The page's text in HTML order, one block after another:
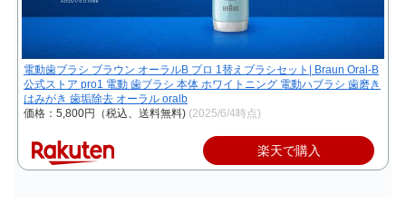
電動歯ブラシ ブラウン オーラルB プロ 1替えブラシセット| Braun Oral-B
公式ストア pro1 電動 歯ブラシ 本体 ホワイトニング 電動ハブラシ 歯磨き
はみがき 歯垢除去 オーラル oralb
価格：5,800円（税込、送料無料) (2025/6/4時点)
楽天で購入